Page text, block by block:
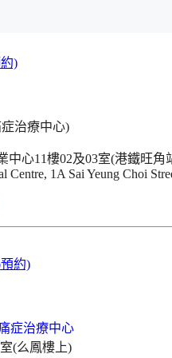
)
心11樓02及03室(港鐵旺
Centre, 1A Sai Yeung Choi
約)
(么鳳樓上)